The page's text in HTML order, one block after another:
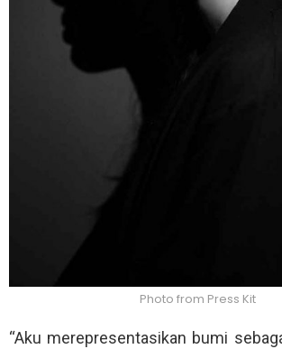
Photo from Press Kit
“Aku merepresentasikan bumi